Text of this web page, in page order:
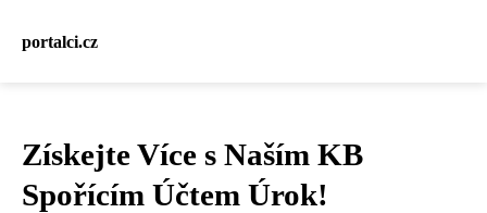
portalci.cz
Získejte Více s Naším KB
Spořícím Účtem Úrok!